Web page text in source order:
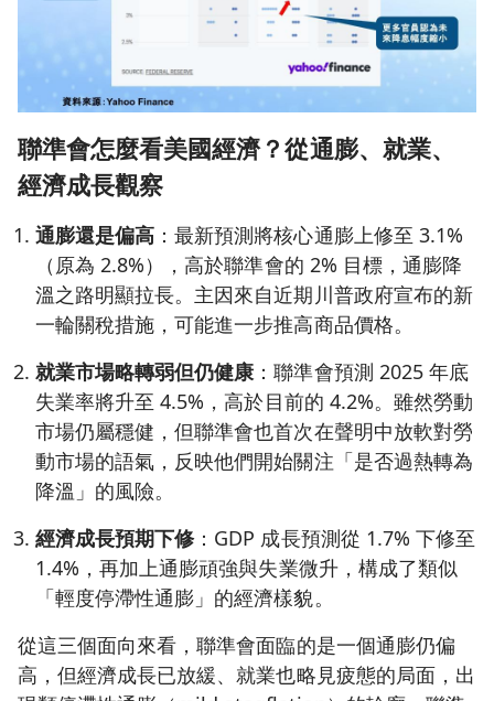
聯準會怎麼看美國經濟？從通膨、就業、
經濟成長觀察
通膨還是偏高 ：最新預測將核心通膨上修至 3.1%
（原為 2.8%），高於聯準會的 2% 目標，通膨降
溫之路明顯拉長。主因來自近期川普政府宣布的新
一輪關稅措施，可能進一步推高商品價格。
就業市場略轉弱但仍健康：聯準會預測 2025 年底
失業率將升至 4.5%，高於目前的 4.2%。雖然勞動
市場仍屬穩健，但聯準會也首次在聲明中放軟對勞
動市場的語氣，反映他們開始關注「是否過熱轉為
降溫」的風險。
經濟成長預期下修：GDP 成長預測從 1.7% 下修至
1.4%，再加上通膨頑強與失業微升，構成了類似
「輕度停滯性通膨」的經濟樣貌。
從這三個面向來看，聯準會面臨的是一個通膨仍偏
高，但經濟成長已放緩、就業也略見疲態的局面，出